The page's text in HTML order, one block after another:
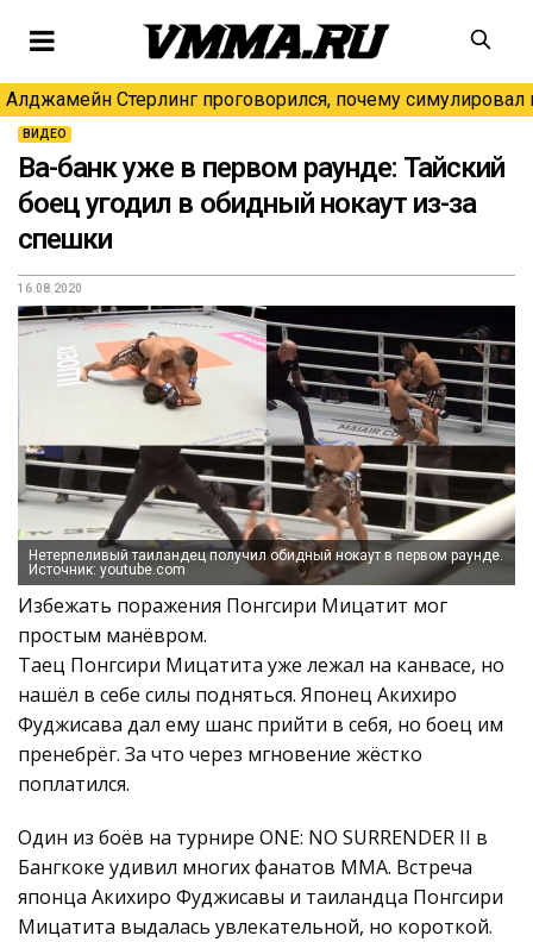
Алджамейн Стерлинг проговорился, почему симулировал
ВИДЕО
Ва-банк уже в первом раунде: Тайский
боец угодил в обидный нокаут из-за
спешки
16.08.2020
Нетерпеливый таиландец получил обидный нокаут в первом раунде.
Источник: youtube.com
Избежать поражения Понгсири Мицатит мог
простым манёвром.
Таец Понгсири Мицатита уже лежал на канвасе, но
нашёл в себе силы подняться. Японец Акихиро
Фуджисава дал ему шанс прийти в себя, но боец им
пренебрёг. За что через мгновение жёстко
поплатился.
Один из боёв на турнире ONE: NO SURRENDER II в
Бангкоке удивил многих фанатов ММА. Встреча
японца Акихиро Фуджисавы и таиландца Понгсири
Мицатита выдалась увлекательной, но короткой.